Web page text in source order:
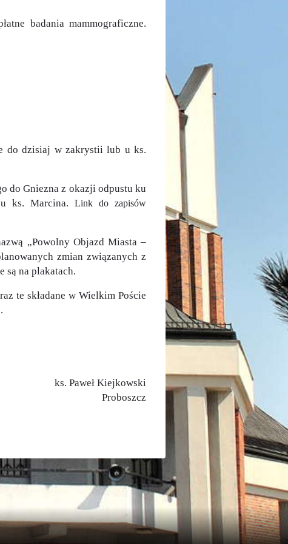
badania mammograficzne.
do dzisiaj w zakrystii lub u ks.
do Gniezna z okazji odpustu ku
u ks. Marcina.Link do zapisów
„Powolny Objazd Miasta –
zmian związanych z
są na plakatach.
te składane w Wielkim Poście
ks. Paweł Kiejkowski
Proboszcz